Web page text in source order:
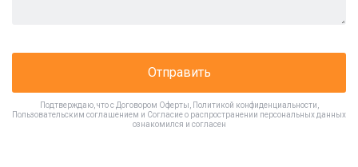
Отправить
Подтверждаю, что с Договором Оферты Политикой конфиденциальности
Пользовательским соглашением и Согласие о распространении персональных данных
ознакомился и согласен